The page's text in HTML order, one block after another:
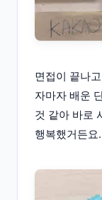
면접이 끝나
자마자 배운
것 같아 바로
행복했거든